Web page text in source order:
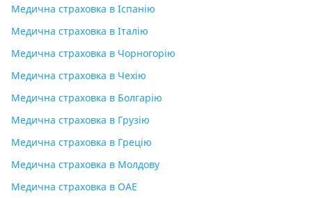
Медична страховка в Іспанію
Медична страховка в Італію
Медична страховка в Чорногорію
Медична страховка в Чехію
Медична страховка в Болгарію
Медична страховка в Грузію
Медична страховка в Грецію
Медична страховка в Молдову
Медична страховка в ОАЕ